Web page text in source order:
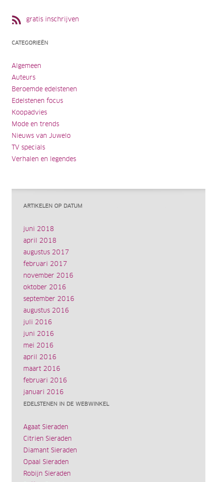
gratis inschrijven
CATEGORIEËN
Algemeen
Auteurs
Beroemde edelstenen
Edelstenen focus
Koopadvies
Mode en trends
Nieuws van Juwelo
TV specials
Verhalen en legendes
ARTIKELEN OP DATUM
juni 2018
april 2018
augustus 2017
februari 2017
november 2016
oktober 2016
september 2016
augustus 2016
juli 2016
juni 2016
mei 2016
april 2016
maart 2016
februari 2016
januari 2016
EDELSTENEN IN DE WEBWINKEL
Agaat Sieraden
Citrien Sieraden
Diamant Sieraden
Opaal Sieraden
Robijn Sieraden